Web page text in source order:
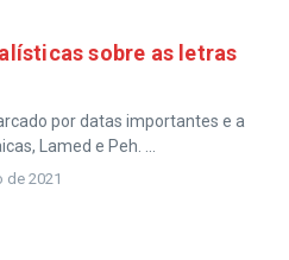
sobre as letras
por datas importantes e a
Lamed e Peh. ...
de 2021